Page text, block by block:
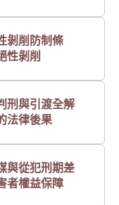
剝削防制條
性剝削
刑與引渡全解
法律後果
與從犯刑期差
者權益保障